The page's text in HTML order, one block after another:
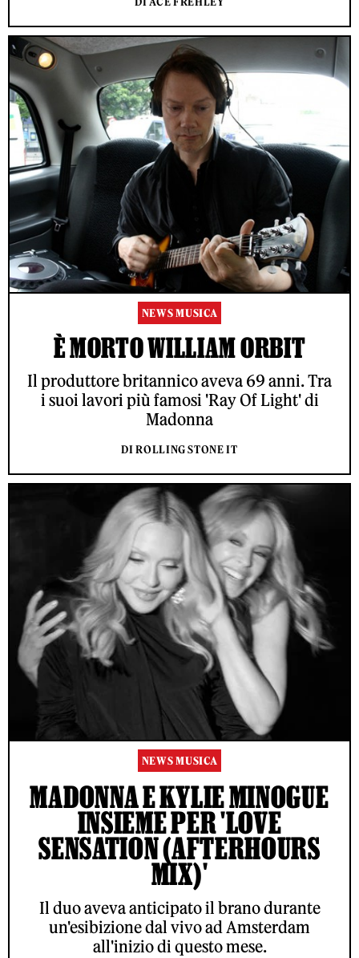
NEWS MUSICA
È MORTO WILLIAM ORBIT
Il produttore britannico aveva 69 anni. Tra
i suoi lavori più famosi 'Ray Of Light' di
Madonna
DI ROLLING STONE IT
NEWS MUSICA
MADONNA E KYLIE MINOGUE
INSIEME PER 'LOVE
SENSATION (AFTERHOURS
MIX)'
Il duo aveva anticipato il brano durante
un'esibizione dal vivo ad Amsterdam
all'inizio di questo mese.